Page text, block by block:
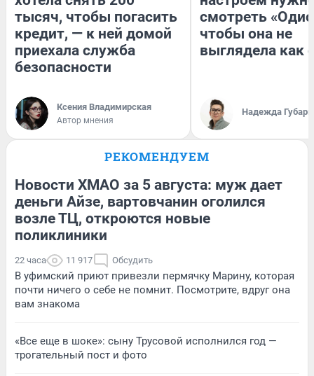
тысяч, чтобы погасить
кредит, — к ней домой
приехала служба
безопасности
Ксения Владимирская
Автор мнения
смотреть
чтобы она не
выглядела как
Надежда Губарь
РЕКОМЕНДУЕМ
Новости ХМАО за 5 августа: муж дает
деньги Айзе, вартовчанин оголился
возле ТЦ, откроются новые
поликлиники
22 часа 11 917 Обсудить
В уфимский приют привезли пермячку Марину, которая
почти ничего о себе не помнит. Посмотрите, вдруг она
вам знакома
«Все еще в шоке»: сыну Трусовой исполнился год —
трогательный пост и фото